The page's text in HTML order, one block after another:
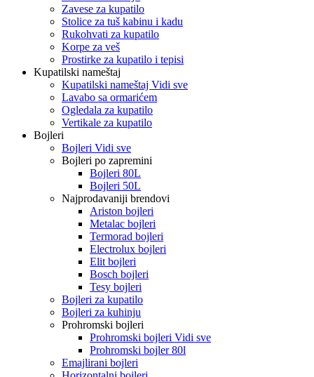
Zavese za kupatilo
Stolice za tuš kabinu i kadu
Rukohvati za kupatilo
Korpe za veš
Prostirke za kupatilo i tepisi
Kupatilski nameštaj
Kupatilski nameštaj Vidi sve
Lavabo sa ormarićem
Ogledala za kupatilo
Vertikale za kupatilo
Bojleri
Bojleri Vidi sve
Bojleri po zapremini
Bojleri 80L
Bojleri 50L
Najprodavaniji brendovi
Ariston bojleri
Metalac bojleri
Termorad bojleri
Electrolux bojleri
Elit bojleri
Bosch bojleri
Tesy bojleri
Bojleri za kupatilo
Bojleri za kuhinju
Prohromski bojleri
Prohromski bojleri Vidi sve
Prohromski bojler 80l
Emajlirani bojleri